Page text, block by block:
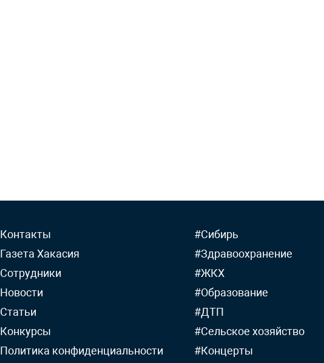
Контакты
Газета Хакасия
Сотрудники
Новости
Статьи
Конкурсы
Политика конфиденциальности
#Сибирь
#Здравоохранение
#ЖКХ
#Образование
#ДТП
#Сельское хозяйство
#Концерты